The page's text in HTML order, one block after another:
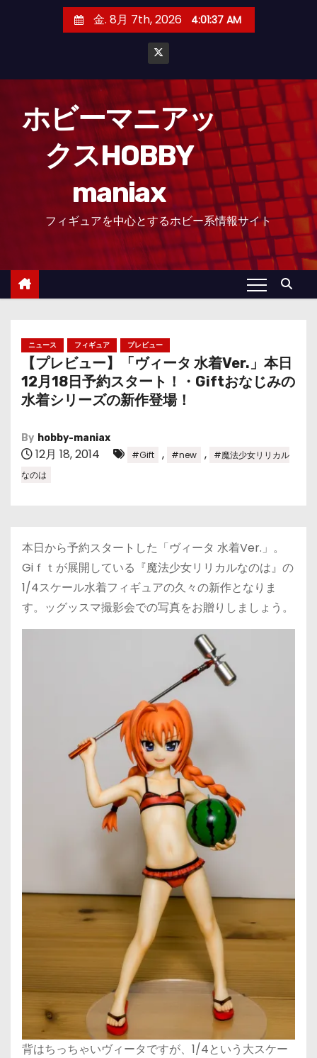
金. 8月 7th, 2026 4:01:38 AM
ホビーマニアッ
クスHOBBY
maniax
フィギュアを中心とするホビー系情報サイト
ニュース フィギュア プレビュー
【プレビュー】「ヴィータ 水着Ver.」本日
12月18日予約スタート！・Giftおなじみの
水着シリーズの新作登場！
By hobby-maniax
12月 18, 2014 #Gift , #new ,
#魔法少女リリカル
なのは
本日から予約スタートした「ヴィータ 水着Ver.」。
Giｆｔが展開している『魔法少女リリカルなのは』の
1/4スケール水着フィギュアの久々の新作となりま
す。ッグッスマ撮影会での写真をお贈りしましょう。
背はちっちゃいヴィータですが、1/4という大スケー